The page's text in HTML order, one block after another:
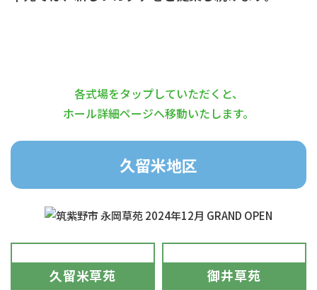
各式場をタップしていただくと、
ホール詳細ページへ移動いたします。
久留米地区
久留米草苑 御井草苑